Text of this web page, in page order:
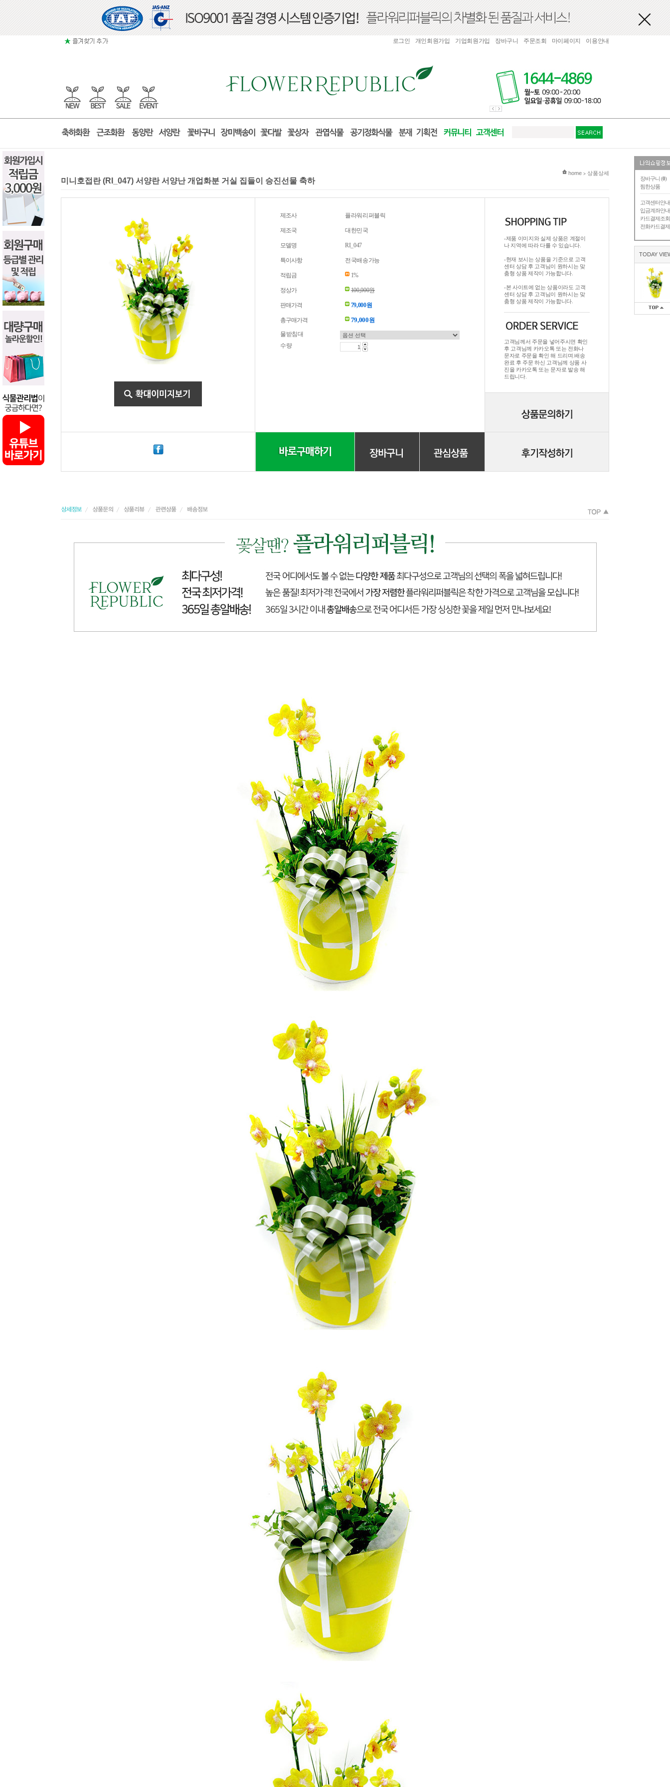
장바구니 (0)
찜한상품
고객센터안내
입금계좌안내
카드결제조회
전화카드결제
TODAY
로그인 개인회원가입 기업회원가입 장바구니 주문조회 마이페이지 이용안내
현재 위치
home > 상품상세
미니호접란 (RI_047) 서양란 서양난 개업화분 거실 집들이 승진선물 축하
제조사 플라워리퍼블릭
제조국 대한민국
모델명 RI_047
특이사항 전국배송가능
적립금 1%
정상가 100,000원
판매가격 79,000원
총구매가격 79,000원
물받침대
수량
-제품 이미지와 실제 상품은 계절이
나 지역에 따라 다를 수 있습니다.
-현재 보시는 상품을 기준으로 고객
센터 상담 후 고객님이 원하시는 맞
춤형 상품 제작이 가능합니다.
-본 사이트에 없는 상품이라도 고객
센터 상담 후 고객님이 원하시는 맞
춤형 상품 제작이 가능합니다.
고객님께서 주문을 넣어주시면 확인
후 고객님께 카카오톡 또는 전화나
문자로 주문을 확인 해 드리며.배송
완료 후 주문 하신 고객님께 상품 사
진을 카카오톡 또는 문자로 발송 해
드립니다.